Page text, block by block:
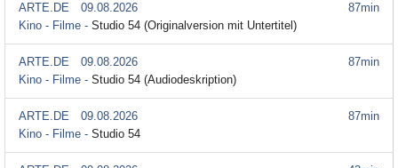
87min
ARTE.DE
09.08.2026
Kino - Filme - Studio 54 (Originalversion mit Untertitel)
87min
ARTE.DE
09.08.2026
Kino - Filme - Studio 54 (Audiodeskription)
87min
ARTE.DE
09.08.2026
Kino - Filme - Studio 54